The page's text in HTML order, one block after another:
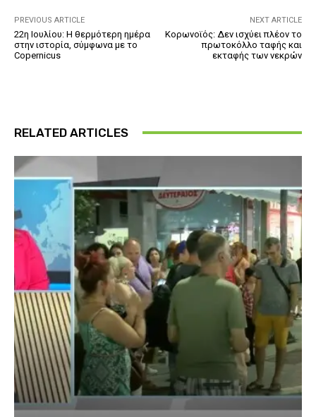
PREVIOUS ARTICLE
22η Ιουλίου: Η θερμότερη ημέρα
στην ιστορία, σύμφωνα με το
Copernicus
NEXT ARTICLE
Κορωνοϊός: Δεν ισχύει πλέον το
πρωτοκόλλο ταφής και
εκταφής των νεκρών
RELATED ARTICLES